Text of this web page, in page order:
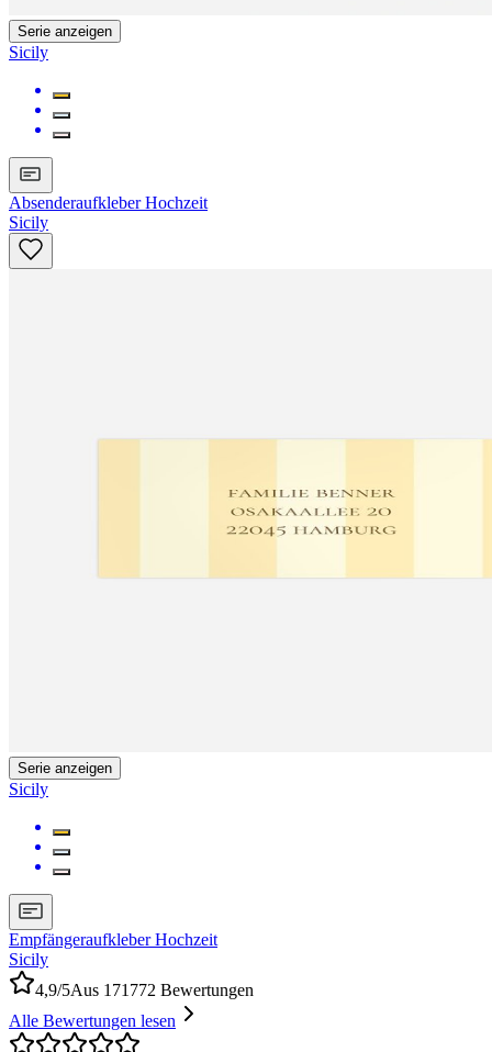
Serie anzeigen
Sicily
Absenderaufkleber Hochzeit
Sicily
Serie anzeigen
Sicily
Empfängeraufkleber Hochzeit
Sicily
4,9/5Aus 171772 Bewertungen
Alle Bewertungen lesen